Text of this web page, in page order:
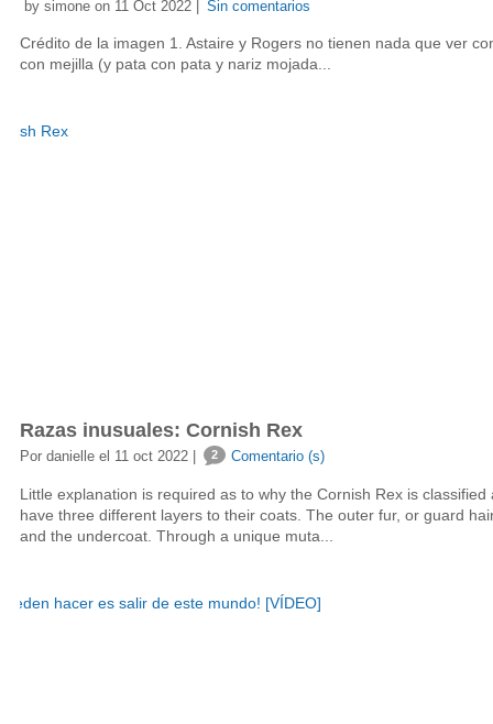
by simone on 11 Oct 2022 | Sin comentarios
Crédito de la imagen 1. Astaire y Rogers no tienen nada que ver
con mejilla (y pata con pata y nariz mojada...
Razas inusuales: Cornish Rex
Por danielle el 11 oct 2022 | 2 Comentario (s)
Little explanation is required as to why the Cornish Rex is classified
have three different layers to their coats. The outer fur, or guard
and the undercoat. Through a unique muta...